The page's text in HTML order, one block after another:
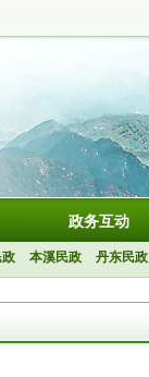
政务互动
本溪民政 丹东民政